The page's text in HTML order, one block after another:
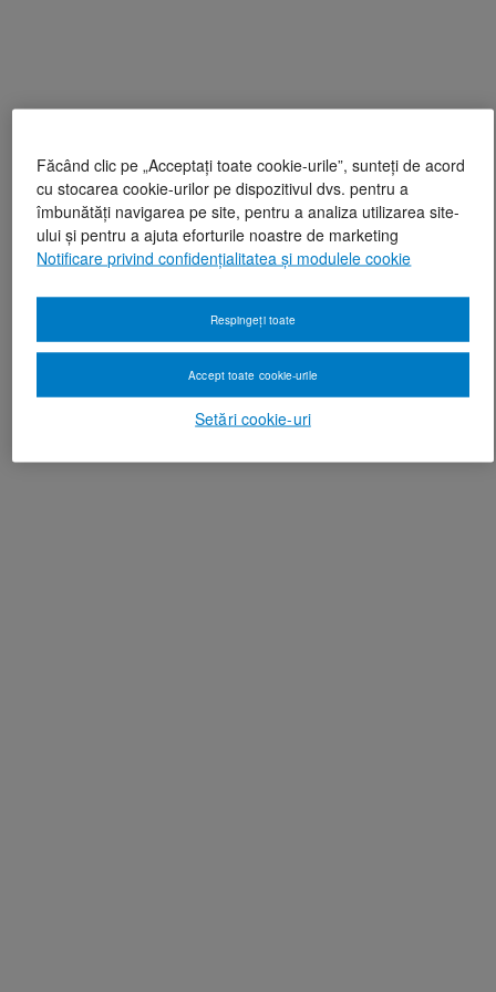
Făcând clic pe „Acceptați toate cookie-urile”, sunteți de acord
cu stocarea cookie-urilor pe dispozitivul dvs. pentru a
îmbunătăți navigarea pe site, pentru a analiza utilizarea site-
ului și pentru a ajuta eforturile noastre de marketing
Notificare privind confidențialitatea și modulele cookie
Setări cookie-uri
Respingeți toate
Accept toate cookie-urile